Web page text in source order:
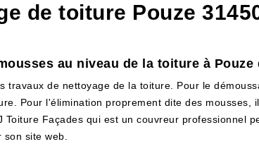
de toiture Pouze
au niveau de la toiture à Pouze
travaux de nettoyage de la toiture. Pour le
Pour l'élimination proprement dite des
Façades qui est un couvreur professionnel
site web.